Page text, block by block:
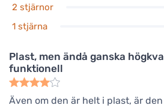
2 stjärnor
1 stjärna
Plast, men ändå ganska
funktionell
Även om den är helt i plast, är